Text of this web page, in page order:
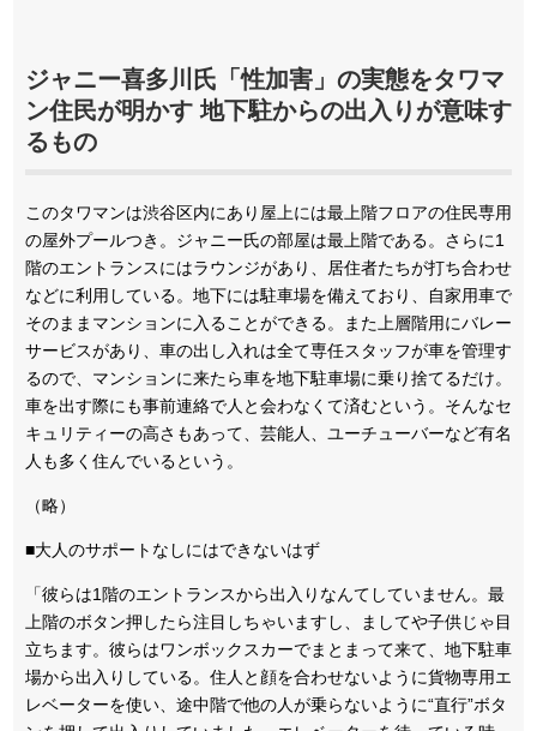
ジャニー喜多川氏「性加害」の実態をタワマ
ン住民が明かす 地下駐からの出入りが意味す
るもの
このタワマンは渋谷区内にあり屋上には最上階フロアの住民専用
の屋外プールつき。ジャニー氏の部屋は最上階である。さらに1
階のエントランスにはラウンジがあり、居住者たちが打ち合わせ
などに利用している。地下には駐車場を備えており、自家用車で
そのままマンションに入ることができる。また上層階用にバレー
サービスがあり、車の出し入れは全て専任スタッフが車を管理す
るので、マンションに来たら車を地下駐車場に乗り捨てるだけ。
車を出す際にも事前連絡で人と会わなくて済むという。そんなセ
キュリティーの高さもあって、芸能人、ユーチューバーなど有名
人も多く住んでいるという。
（略）
■大人のサポートなしにはできないはず
「彼らは1階のエントランスから出入りなんてしていません。最
上階のボタン押したら注目しちゃいますし、ましてや子供じゃ目
立ちます。彼らはワンボックスカーでまとまって来て、地下駐車
場から出入りしている。住人と顔を合わせないように貨物専用エ
レベーターを使い、途中階で他の人が乗らないように“直行”ボタ